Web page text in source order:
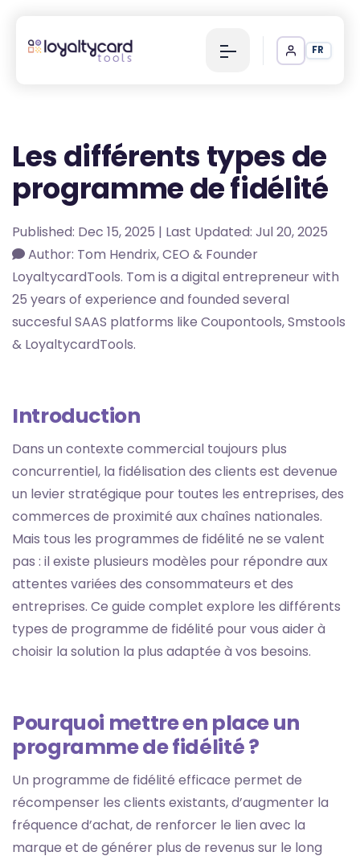
FR
Les différents types de
programme de fidélité
Published: Dec 15, 2025 | Last Updated: Jul 20, 2025
Author: Tom Hendrix, CEO & Founder
LoyaltycardTools. Tom is a digital entrepreneur with
25 years of experience and founded several
succesful SAAS platforms like Coupontools, Smstools
& LoyaltycardTools.
Introduction
Dans un contexte commercial toujours plus
concurrentiel, la fidélisation des clients est devenue
un levier stratégique pour toutes les entreprises, des
commerces de proximité aux chaînes nationales.
Mais tous les programmes de fidélité ne se valent
pas : il existe plusieurs modèles pour répondre aux
attentes variées des consommateurs et des
entreprises. Ce guide complet explore les différents
types de programme de fidélité pour vous aider à
choisir la solution la plus adaptée à vos besoins.
Pourquoi mettre en place un
programme de fidélité ?
Un programme de fidélité efficace permet de
récompenser les clients existants, d’augmenter la
fréquence d’achat, de renforcer le lien avec la
marque et de générer plus de revenus sur le long